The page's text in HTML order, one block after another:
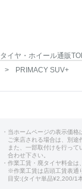
タイヤ・ホイール通販
PRIMACY SUV+
・当ホームページの表示価格
ご来店される場合は、別途
また、一部取付けを行っ
合わせ下さい。
・作業工賃・廃タイヤ料金は
※作業工賃は店頭工賃表通
目安:(タイヤ単品¥2,200/1